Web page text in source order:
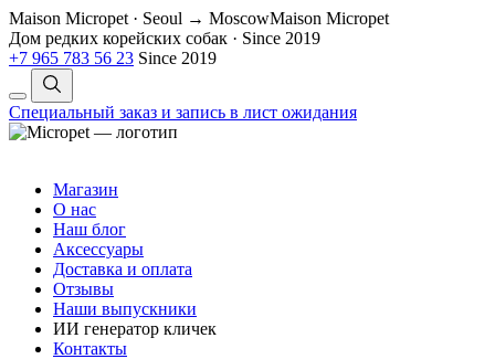
Maison Micropet · Seoul → MoscowMaison Micropet
Дом редких корейских собак · Since 2019
+7 965 783 56 23 Since 2019
Специальный заказ и запись в лист ожидания
Магазин
О нас
Наш блог
Аксессуары
Доставка и оплата
Отзывы
Наши выпускники
ИИ генератор кличек
Контакты